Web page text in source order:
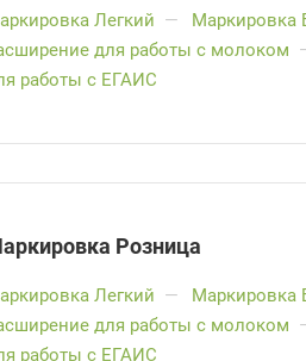
Легкий — Маркировка
для работы с молоком
работы с ЕГАИС
Розница
Легкий — Маркировка
для работы с молоком
работы с ЕГАИС